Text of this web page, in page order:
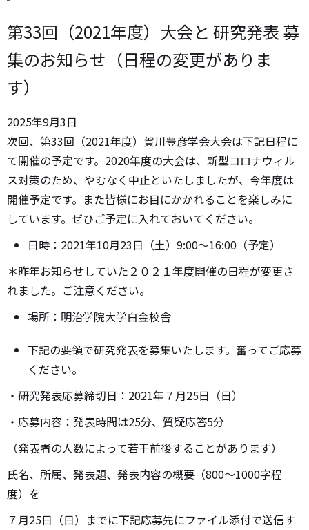
第33回（2021年度）大会と 研究発表 募
集のお知らせ（日程の変更がありま
す）
2025年9月3日
次回、第33回（2021年度）賀川豊彦学会大会は下記日程に
て開催の予定です。2020年度の大会は、新型コロナウィル
ス対策のため、やむなく中止といたしましたが、今年度は
開催予定です。また皆様にお目にかかれることを楽しみに
しています。ぜひご予定に入れておいてください。
日時：2021年10月23日（土）9:00〜16:00（予定）
＊昨年お知らせしていた２０２１年度開催の日程が変更さ
れました。ご注意ください。
場所：明治学院大学白金校舎
下記の要領で研究発表を募集いたします。奮ってご応募
ください。
・研究発表応募締切日：2021年７月25日（日）
・応募内容：発表時間は25分、質疑応答5分
（発表者の人数によって若干前後することがあります）
氏名、所属、発表題、発表内容の概要（800〜1000字程
度）を
７月25日（日）までに下記応募先にファイル添付で送信す